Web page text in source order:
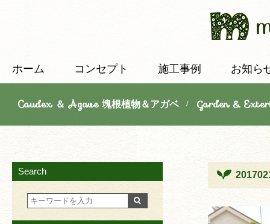
ホーム コンセプト 施工事例 お知ら
Caudex ＆ Agave 塊根植物＆アガベ/Garden &
Search